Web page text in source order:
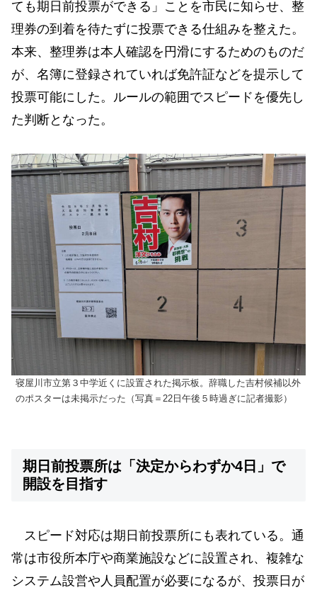
ても期日前投票ができる」ことを市民に知らせ、整
理券の到着を待たずに投票できる仕組みを整えた。
本来、整理券は本人確認を円滑にするためのものだ
が、名簿に登録されていれば免許証などを提示して
投票可能にした。ルールの範囲でスピードを優先し
た判断となった。
寝屋川市立第３中学近くに設置された掲示板。辞職した吉村候補以外
のポスターは未掲示だった（写真＝22日午後５時過ぎに記者撮影）
期日前投票所は「決定からわずか4日」で
開設を目指す
スピード対応は期日前投票所にも表れている。通
常は市役所本庁や商業施設などに設置され、複雑な
システム設営や人員配置が必要になるが、投票日が